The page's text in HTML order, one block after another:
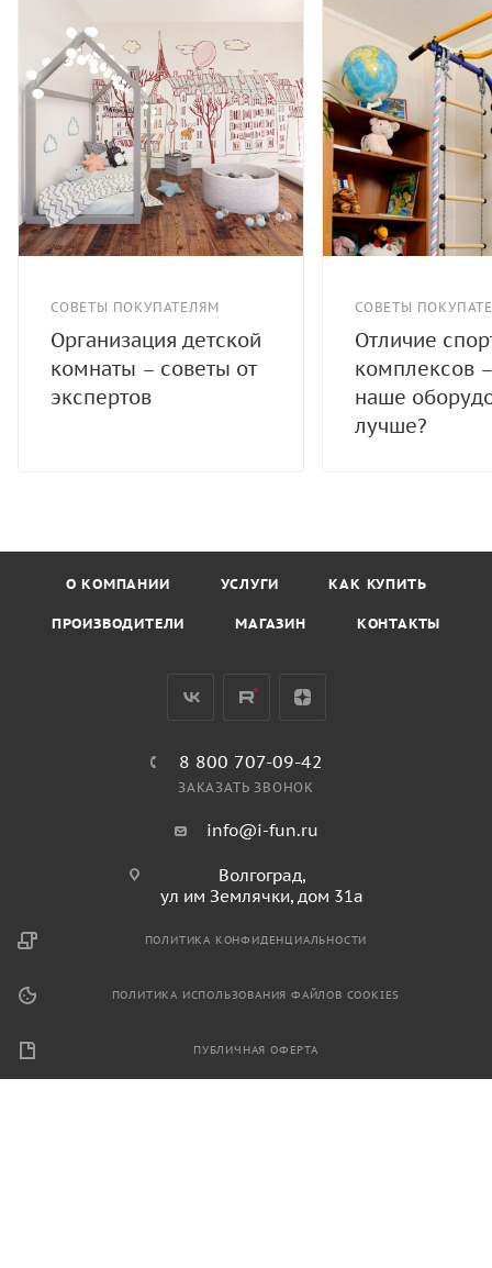
СОВЕТЫ ПОКУПАТЕЛЯМ
Организация детской
комнаты – советы от
экспертов
СОВЕТЫ
Отличие
комплексов
наше
лучше?
О КОМПАНИИ УСЛУГИ КАК КУПИТЬ
ПРОИЗВОДИТЕЛИ МАГАЗИН КОНТАКТЫ
8 800 707-09-42
ЗАКАЗАТЬ ЗВОНОК
info@i-fun.ru
Волгоград,
ул им Землячки, дом 31а
ПОЛИТИКА КОНФИДЕНЦИАЛЬНОСТИ
ПОЛИТИКА ИСПОЛЬЗОВАНИЯ ФАЙЛОВ COOKIES
ПУБЛИЧНАЯ ОФЕРТА